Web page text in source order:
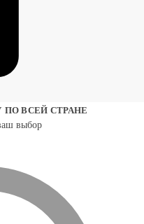
ВСЕЙ СТРАНЕ
выбор